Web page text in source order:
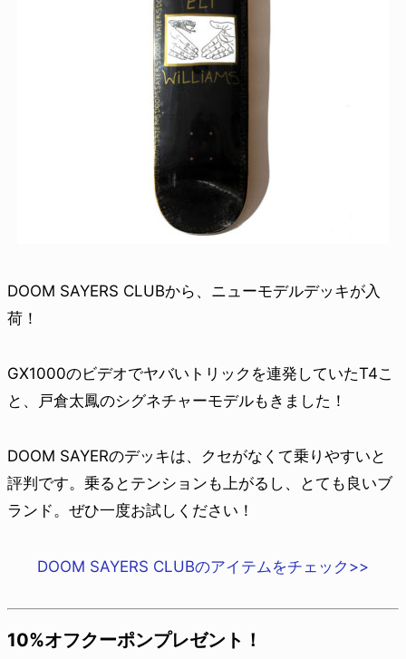
DOOM SAYERS CLUBから、ニューモデルデッキが入
荷！
GX1000のビデオでヤバいトリックを連発していたT4こ
と、戸倉太鳳のシグネチャーモデルもきました！
DOOM SAYERのデッキは、クセがなくて乗りやすいと
評判です。乗るとテンションも上がるし、とても良いブ
ランド。ぜひ一度お試しください！
DOOM SAYERS CLUBのアイテムをチェック>>
10%オフクーポンプレゼント！